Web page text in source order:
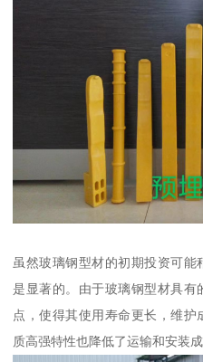
虽然玻璃钢型材的初期投资可
是显著的。由于玻璃钢型材具
点，使得其使用寿命更长，维
质高强特性也降低了运输和安装成